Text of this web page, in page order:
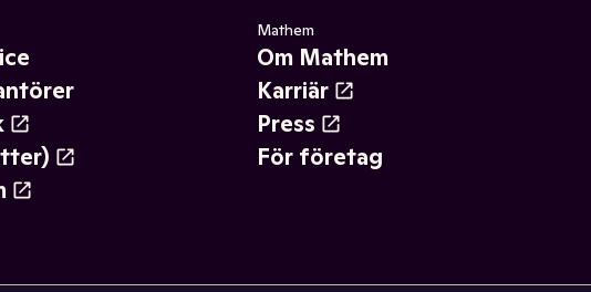
Mathem
Om Mathem
Karriär
Press
För företag